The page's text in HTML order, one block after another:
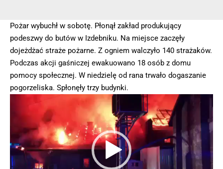
Pożar wybuchł w sobotę. Płonął zakład produkujący
podeszwy do butów w Izdebniku. Na miejsce zaczęły
dojeżdżać straże pożarne. Z ogniem walczyło 140 strażaków.
Podczas akcji gaśniczej ewakuowano 18 osób z domu
pomocy społecznej. W niedzielę od rana trwało dogaszanie
pogorzeliska. Spłonęły trzy budynki.